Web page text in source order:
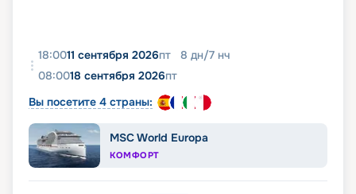
18:0011 сентября 2026пт 8 дн/7 нч
08:0018 сентября 2026пт
Вы посетите 4 страны:
MSC World Europa
КОМФОРТ